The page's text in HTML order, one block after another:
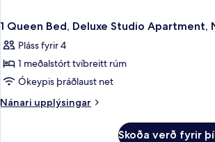
1 Queen Bed, Deluxe Studio Apartment,
Pláss fyrir 4
1 meðalstórt tvíbreitt rúm
Ókeypis þráðlaust net
Nánari upplýsingar
Nánari
Skoða verð fyrir